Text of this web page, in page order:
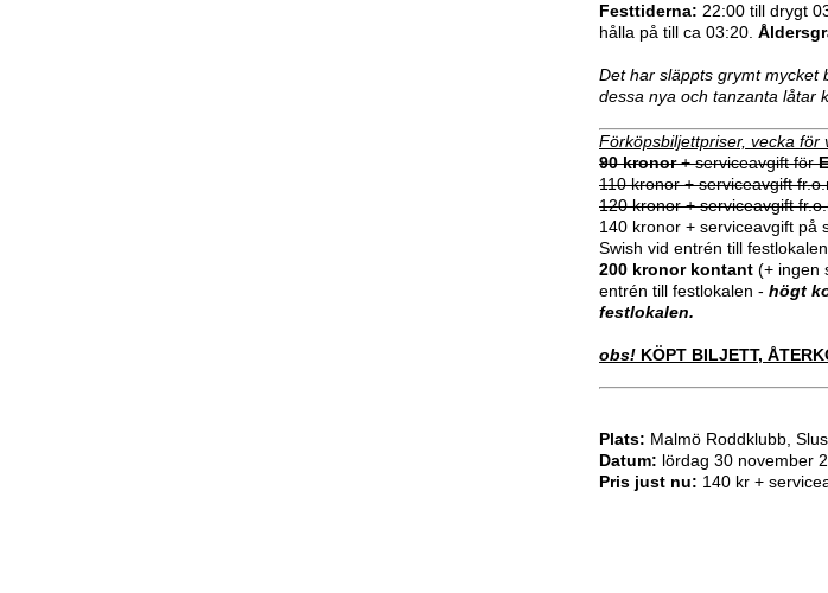
Festtiderna: 22:00 till drygt
hålla på till ca 03:20.
Det har släppts grymt mycket
dessa nya och tanzanta låtar
Förköpsbiljettpriser, vecka för
90 kronor+ serviceavgift för
110 kronor + serviceavgift
120 kronor + serviceavgift
140 kronor + serviceavgift på
Swish vid entrén till festlokalen.
200 kronor kontant (+ ingen
entrén till festlokalen - högt
festlokalen.
obs! KÖPT BILJETT,
Plats: Malmö Roddklubb,
Datum: lördag 30 november
Pris just nu: 140 kr +